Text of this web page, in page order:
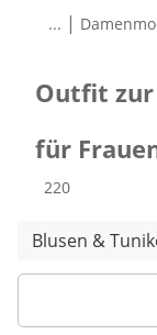
... |
Outfit
für
Produkte
220
Weitere
Blusen &